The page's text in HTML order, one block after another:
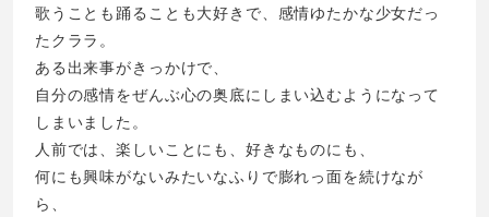
歌うことも踊ることも大好きで、感情ゆたかな少女だっ
たクララ。
ある出来事がきっかけで、
自分の感情をぜんぶ心の奥底にしまい込むようになって
しまいました。
人前では、楽しいことにも、好きなものにも、
何にも興味がないみたいなふりで膨れっ面を続けなが
ら、